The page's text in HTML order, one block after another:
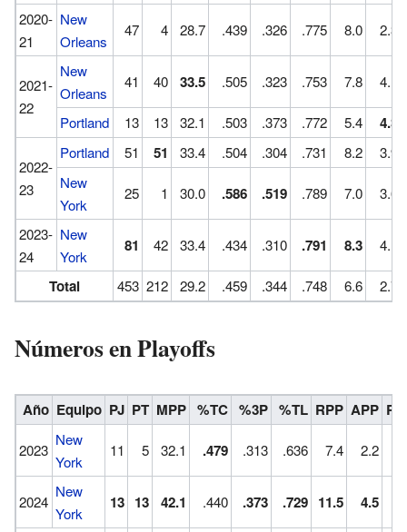
2020-
21
New
Orleans
47 4 28.7 .439 .326 .775 8.0 2.3
2021-
22
New
Orleans
41 40 33.5 .505 .323 .753 7.8 4.1
Portland 13 13 32.1 .503 .373 .772 5.4 4.3
2022-
23
Portland 51 51 33.4 .504 .304 .731 8.2
3.9
New
York
25 1 30.0 .586 .519 .789 7.0 3.6
2023-
24
New
York
81 42 33.4 .434 .310 .791 8.3 4.1
Total 453 212 29.2 .459 .344 .748 6.6 2.7
Números en Playoffs
Año Equipo PJ PT MPP %TC %3P %TL RPP APP
2023
New
York
11 5 32.1 .479 .313 .636 7.4 2.2
2024
New
York
13 13 42.1 .440 .373 .729 11.5 4.5